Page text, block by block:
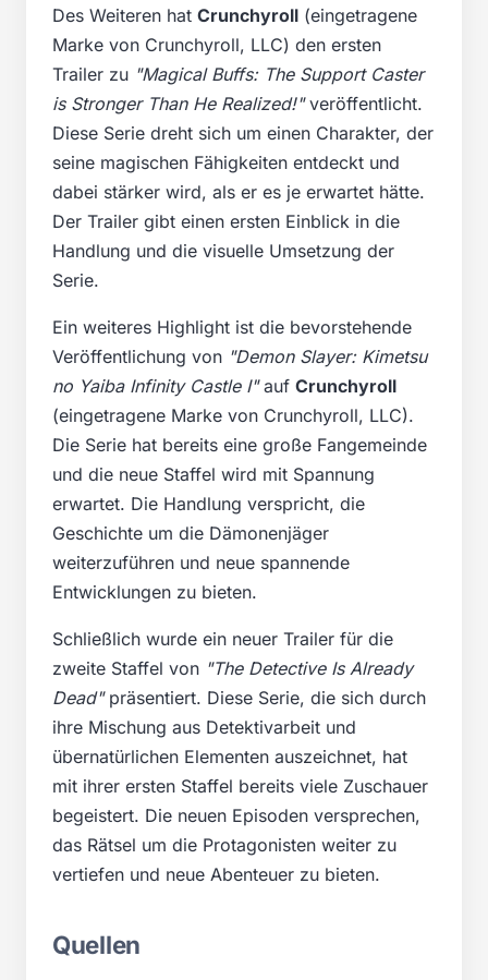
Des Weiteren hat Crunchyroll (eingetragene
Marke von Crunchyroll, LLC) den ersten
Trailer zu "Magical Buffs: The Support Caster
is Stronger Than He Realized!"veröffentlicht.
Diese Serie dreht sich um einen Charakter, der
seine magischen Fähigkeiten entdeckt und
dabei stärker wird, als er es je erwartet hätte.
Der Trailer gibt einen ersten Einblick in die
Handlung und die visuelle Umsetzung der
Serie.
Ein weiteres Highlight ist die bevorstehende
Veröffentlichung von "Demon Slayer: Kimetsu
no Yaiba Infinity Castle I"auf Crunchyroll
(eingetragene Marke von Crunchyroll, LLC).
Die Serie hat bereits eine große Fangemeinde
und die neue Staffel wird mit Spannung
erwartet. Die Handlung verspricht, die
Geschichte um die Dämonenjäger
weiterzuführen und neue spannende
Entwicklungen zu bieten.
Schließlich wurde ein neuer Trailer für die
zweite Staffel von "The Detective Is Already
Dead"präsentiert. Diese Serie, die sich durch
ihre Mischung aus Detektivarbeit und
übernatürlichen Elementen auszeichnet, hat
mit ihrer ersten Staffel bereits viele Zuschauer
begeistert. Die neuen Episoden versprechen,
das Rätsel um die Protagonisten weiter zu
vertiefen und neue Abenteuer zu bieten.
Quellen